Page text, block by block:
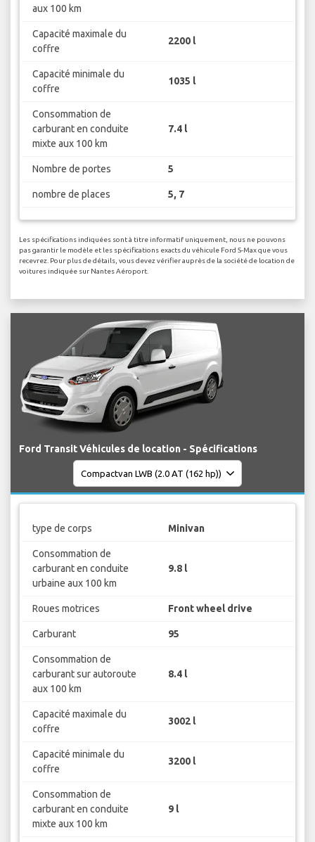
aux 100 km
Capacité maximale du
coffre
2200 l
Capacité minimale du
coffre
1035 l
Consommation de
carburant en conduite
mixte aux 100 km
7.4 l
Nombre de portes 5
nombre de places 5, 7
Les spécifications indiquées sont à titre informatif uniquement, nous ne pouvons
pas garantir le modèle et les spécifications exacts du véhicule Ford S-Max que vous
recevrez. Pour plus de détails, vous devez vérifier auprès de la société de location de
voitures indiquée sur Nantes Aéroport.
Ford Transit Véhicules de location - Spécifications
type de corps Minivan
Consommation de
carburant en conduite
urbaine aux 100 km
9.8 l
Roues motrices Front wheel drive
Carburant 95
Consommation de
carburant sur autoroute
aux 100 km
8.4 l
Capacité maximale du
coffre
3002 l
Capacité minimale du
coffre
3200 l
Consommation de
carburant en conduite
mixte aux 100 km
9 l